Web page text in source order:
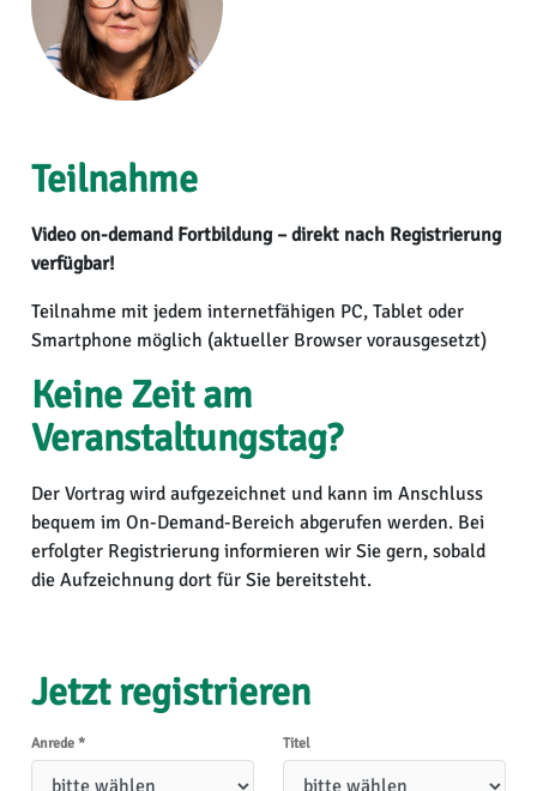
Teilnahme
Video on-demand Fortbildung – direkt nach Registrierung
verfügbar!
Teilnahme mit jedem internetfähigen PC, Tablet oder
Smartphone möglich (aktueller Browser vorausgesetzt)
Keine Zeit am
Veranstaltungstag?
Der Vortrag wird aufgezeichnet und kann im Anschluss
bequem im On-Demand-Bereich abgerufen werden. Bei
erfolgter Registrierung informieren wir Sie gern, sobald
die Aufzeichnung dort für Sie bereitsteht.
Jetzt registrieren
Anrede * Titel